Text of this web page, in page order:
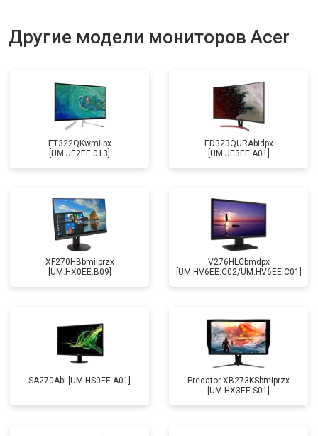
Другие модели мониторов Acer
ET322QKwmiipx
[UM.JE2EE.013]
ED323QURAbidpx
[UM.JE3EE.A01]
XF270HBbmiiprzx
[UM.HX0EE.B09]
V276HLCbmdpx
[UM.HV6EE.C02/UM.HV6EE.C01]
SA270Abi [UM.HS0EE.A01]
Predator XB273KSbmiprzx
[UM.HX3EE.S01]